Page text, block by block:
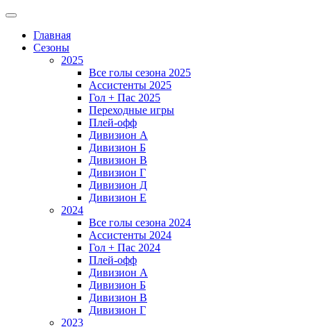
Главная
Сезоны
2025
Все голы сезона 2025
Ассистенты 2025
Гол + Пас 2025
Переходные игры
Плей-офф
Дивизион A
Дивизион Б
Дивизион В
Дивизион Г
Дивизион Д
Дивизион Е
2024
Все голы сезона 2024
Ассистенты 2024
Гол + Пас 2024
Плей-офф
Дивизион A
Дивизион Б
Дивизион В
Дивизион Г
2023